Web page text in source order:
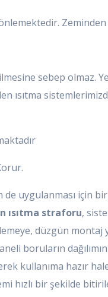
Zeminden
sebep olmaz.
ısıtma
uygulanması için
ısıtma straforu,
düzgün montaj
boruların
kullanıma hazır
hızlı bir şekilde